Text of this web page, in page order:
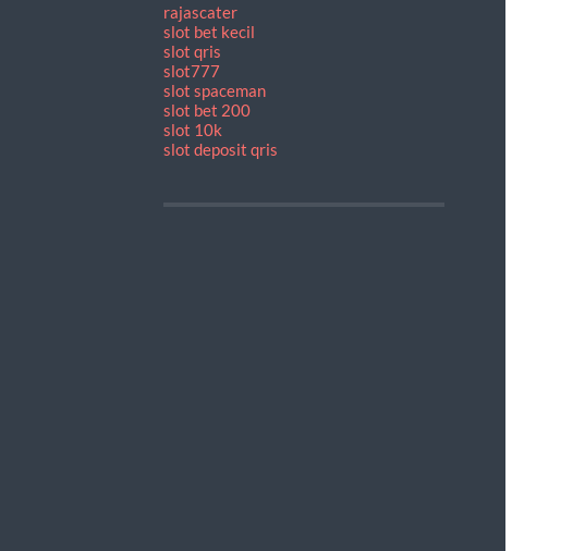
rajascater
slot bet kecil
slot qris
slot777
slot spaceman
slot bet 200
slot 10k
slot deposit qris